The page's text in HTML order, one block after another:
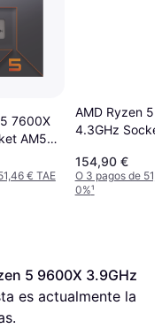
7600X
AM5
€ TAE
AMD Ryzen 5
4.3GHz
154,90 €
O 3 pagos de
0%¹
5 9600X 3.9GHz
es actualmente la